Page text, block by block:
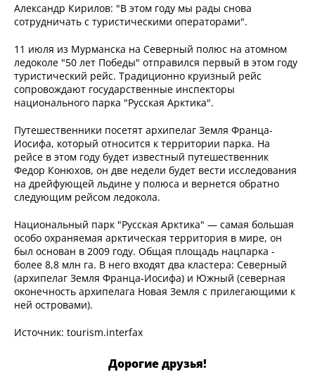
Александр Кирилов: "В этом году мы рады снова
сотрудничать с туристическими операторами".
11 июля из Мурманска на Северный полюс на атомном
ледоколе "50 лет Победы" отправился первый в этом году
туристический рейс. Традиционно круизный рейс
сопровождают государственные инспекторы
национального парка "Русская Арктика".
Путешественники посетят архипелаг Земля Франца-
Иосифа, который относится к территории парка. На
рейсе в этом году будет известный путешественник
Федор Конюхов, он две недели будет вести исследования
на дрейфующей льдине у полюса и вернется обратно
следующим рейсом ледокола.
Национальный парк "Русская Арктика" — самая большая
особо охраняемая арктическая территория в мире, он
был основан в 2009 году. Общая площадь нацпарка -
более 8,8 млн га. В него входят два кластера: Северный
(архипелаг Земля Франца-Иосифа) и Южный (северная
оконечность архипелага Новая Земля с прилегающими к
ней островами).
Источник: tourism.interfax
Дорогие друзья!